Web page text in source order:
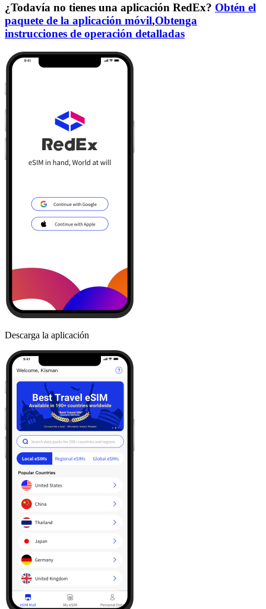
¿Todavía no tienes una aplicación RedEx? Obtén el
paquete de la aplicación móvil,Obtenga
instrucciones de operación detalladas
Descarga la aplicación